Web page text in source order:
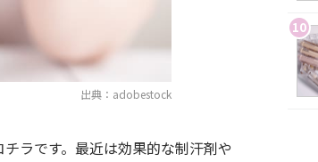
出典：adobestock
ラです。最近は効果的な制汗剤や
10